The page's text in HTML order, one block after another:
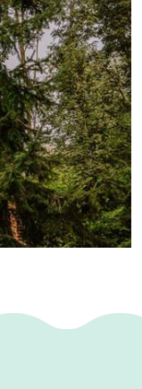
ingang: "Na
gekregen, sta ik